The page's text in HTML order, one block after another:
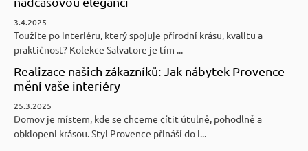
3.4.2025
Toužíte po interiéru, který spojuje přírodní krásu, kvalitu a
praktičnost? Kolekce Salvatore je tím ...
Realizace našich zákazníků: Jak nábytek Provence
mění vaše interiéry
25.3.2025
Domov je místem, kde se chceme cítit útulně, pohodlně a
obklopeni krásou. Styl Provence přináší do i...